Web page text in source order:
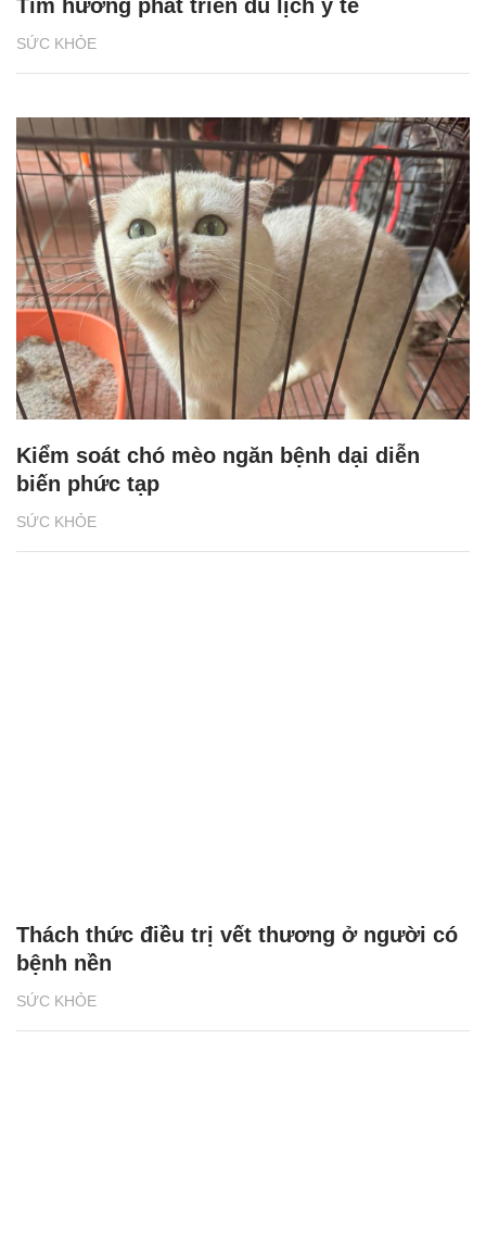
SỨC KHỎE
Tìm hướng phát triển du lịch y tế
SỨC KHỎE
Kiểm soát chó mèo ngăn bệnh dại diễn
biến phức tạp
SỨC KHỎE
Thách thức điều trị vết thương ở người có
bệnh nền